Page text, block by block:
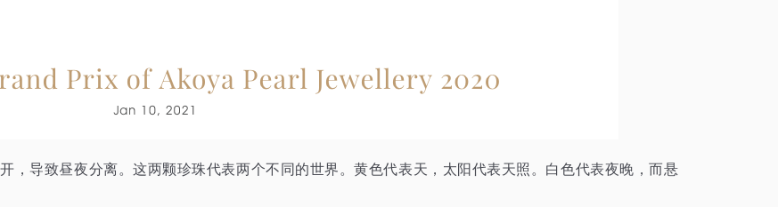
，导致昼夜分离。这两颗珍珠代表两个不同的世界。黄色代表天，太阳代表天照。白色代表夜晚，而悬